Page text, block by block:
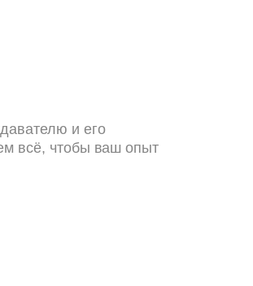
и его
всё, чтобы ваш опыт